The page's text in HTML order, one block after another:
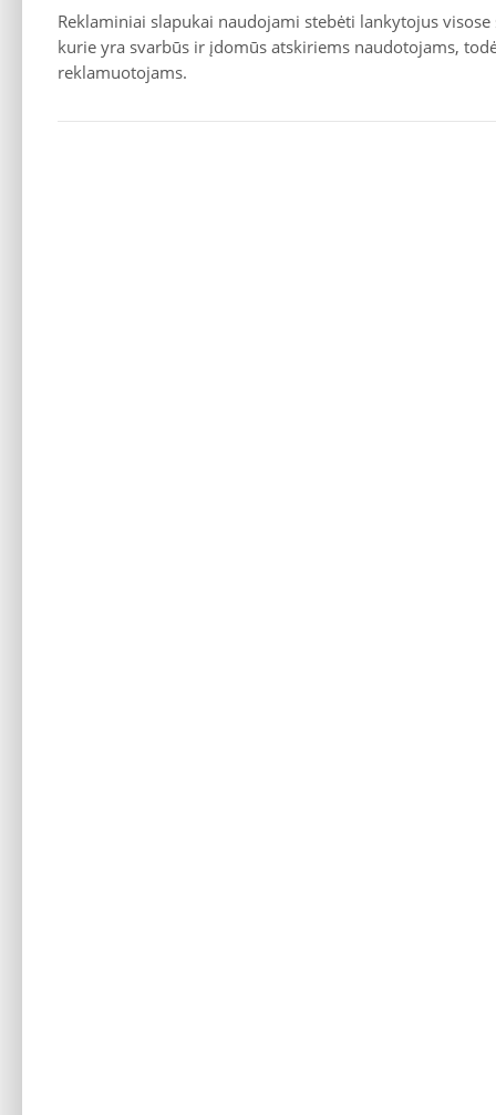
Reklaminiai slapukai naudojami stebėti lankytojus
kurie yra svarbūs ir įdomūs atskiriems naudotojams,
reklamuotojams.
Color